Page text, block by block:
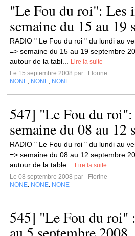
"Le Fou du roi": Les
semaine du 15 au 19
RADIO " Le Fou du roi " du lundi au
=> semaine du 15 au 19 septembre
autour de la tabl...
Lire la suite
Le 15 septembre 2008 par
Florine
NONE NONE NONE
547] "Le Fou du
semaine du 08 au 12
RADIO " Le Fou du roi " du lundi au
=> semaine du 08 au 12 septembre
autour de la table...
Lire la suite
Le 08 septembre 2008 par
Florine
NONE NONE NONE
545] "Le Fou du roi"